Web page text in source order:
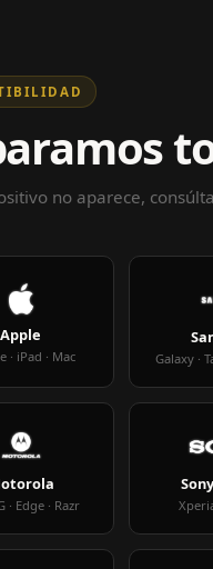
no aparece,
Apple
· iPad · Mac Galaxy ·
· Edge · Razr